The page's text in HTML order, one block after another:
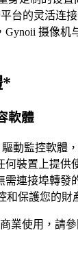
台的灵活连
摄像机
*
軟體
動監控軟體
何裝置上提供
需連接埠轉發
和保護您的財
業使用，請參